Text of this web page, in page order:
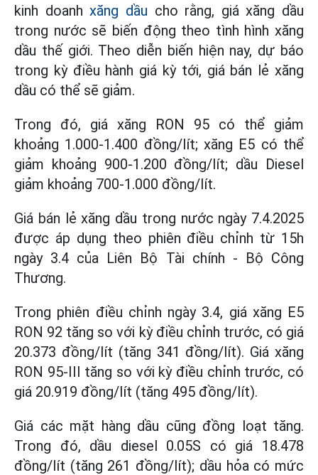
kinh doanhxăng dầu cho rằng, giá xăng dầu
trong nước sẽ biến động theo tình hình xăng
dầu thế giới. Theo diễn biến hiện nay, dự báo
trong kỳ điều hành giá kỳ tới, giá bán lẻ xăng
dầu có thể sẽ giảm.
Trong đó, giá xăng RON 95 có thể giảm
khoảng 1.000-1.400 đồng/lít; xăng E5 có thể
giảm khoảng 900-1.200 đồng/lít; dầu Diesel
giảm khoảng 700-1.000 đồng/lít.
Giá bán lẻ xăng dầu trong nước ngày 7.4.2025
được áp dụng theo phiên điều chỉnh từ 15h
ngày 3.4 của Liên Bộ Tài chính - Bộ Công
Thương.
Trong phiên điều chỉnh ngày 3.4, giá xăng E5
RON 92 tăng so với kỳ điều chỉnh trước, có giá
20.373 đồng/lít (tăng 341 đồng/lít). Giá xăng
RON 95-III tăng so với kỳ điều chỉnh trước, có
giá 20.919 đồng/lít (tăng 495 đồng/lít).
Giá các mặt hàng dầu cũng đồng loạt tăng.
Trong đó, dầu diesel 0.05S có giá 18.478
đồng/lít (tăng 261 đồng/lít); dầu hỏa có mức